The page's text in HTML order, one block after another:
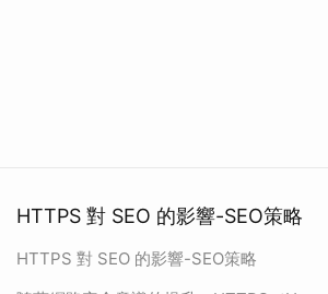
HTTPS 對 SEO 的影響-SEO策略
HTTPS 對 SEO 的影響-SEO策略